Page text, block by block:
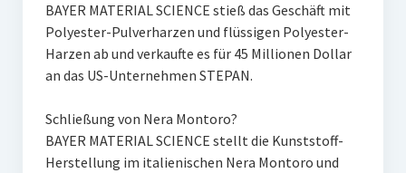
BAYER MATERIAL SCIENCE stieß das Geschäft mit
Polyester-Pulverharzen und flüssigen Polyester-
Harzen ab und verkaufte es für 45 Millionen Dollar
an das US-Unternehmen STEPAN.
Schließung von Nera Montoro?
BAYER MATERIAL SCIENCE stellt die Kunststoff-
Herstellung im italienischen Nera Montoro und